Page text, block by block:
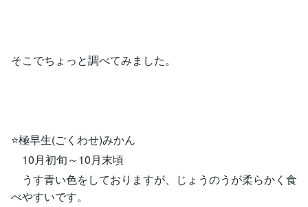
そこでちょっと調べてみました。
⭐️極早生(ごくわせ)みかん
10月初旬～10月末頃
うす青い色をしておりますが、じょうのうが柔らかく食
べやすいです。